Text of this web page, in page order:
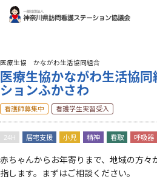
医療生協 かながわ生活協同組合
医療生協かながわ生活協
ションふかさわ
看護師募集中 看護学生実習受入
24H 居宅支援 小児 精神 看取 呼吸器
赤ちゃんからお年寄りまで、地域の方々
指します。まずはご相談ください。